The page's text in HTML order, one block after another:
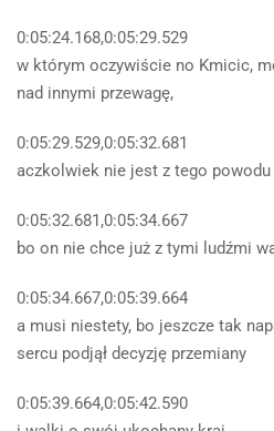
0:05:24.168,0:05:29.529
w którym oczywiście no Kmicic,
nad innymi przewagę,
0:05:29.529,0:05:32.681
aczkolwiek nie jest z tego
0:05:32.681,0:05:34.667
bo on nie chce już z tymi ludźmi
0:05:34.667,0:05:39.664
a musi niestety, bo jeszcze tak
sercu podjął decyzję przemiany
0:05:39.664,0:05:42.590